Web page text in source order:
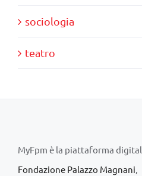
sociologia
teatro
MyFpm è la piattaforma
Fondazione Palazzo Magnani,